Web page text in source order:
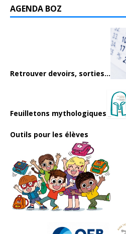
AGENDA BOZ
Retrouver devoirs, sorties...
Feuilletons mythologiques
Outils pour les élèves